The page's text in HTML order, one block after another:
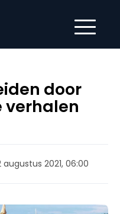
door
augustus 2021, 06:00